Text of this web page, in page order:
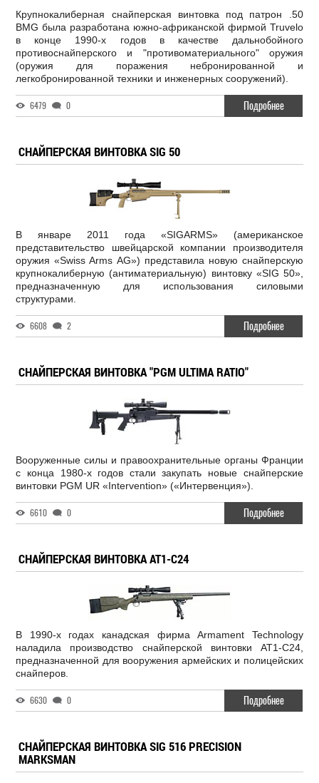
Крупнокалиберная снайперская винтовка под патрон .50
BMG была разработана южно-африканской фирмой Truvelo
в конце 1990-х годов в качестве дальнобойного
противоснайперского и "противоматериального" оружия
(оружия для поражения небронированной и
легкобронированной техники и инженерных сооружений).
6479 0 Подробнее
СНАЙПЕРСКАЯ ВИНТОВКА SIG 50
В январе 2011 года «SIGARMS» (американское
представительство швейцарской компании производителя
оружия «Swiss Arms AG») представила новую снайперскую
крупнокалиберную (антиматериальную) винтовку «SIG 50»,
предназначенную для использования силовыми
структурами.
6608 2 Подробнее
СНАЙПЕРСКАЯ ВИНТОВКА "PGM ULTIMA RATIO"
Вооруженные силы и правоохранительные органы Франции
с конца 1980-х годов стали закупать новые снайперские
винтовки PGM UR «Intervention» («Интервенция»).
6610 0 Подробнее
СНАЙПЕРСКАЯ ВИНТОВКА AT1-C24
В 1990-х годах канадская фирма Armament Technology
наладила производство снайперской винтовки AT1-C24,
предназначенной для вооружения армейских и полицейских
снайперов.
6630 0 Подробнее
СНАЙПЕРСКАЯ ВИНТОВКА SIG 516 PRECISION
MARKSMAN